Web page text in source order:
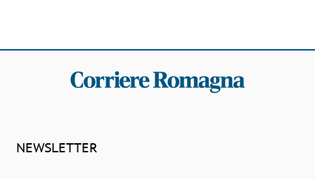
NEWSLETTER